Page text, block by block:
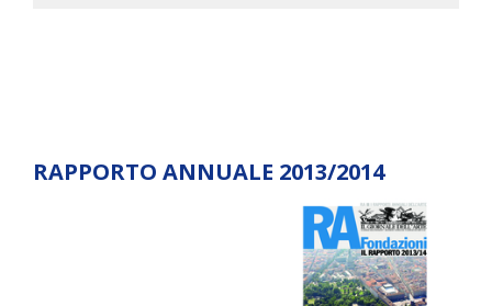
RAPPORTO ANNUALE 2013/2014